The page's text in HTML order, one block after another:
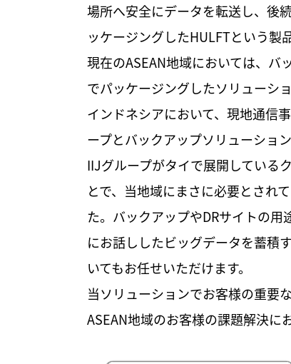
場所へ安全にデータを転送し、後
ッケージングしたHULFTという製
現在のASEAN地域においては、バ
でパッケージングしたソリューシ
インドネシアにおいて、現地通信
ープとバックアップソリューショ
IIJグループがタイで展開している
とで、当地域にまさに必要とされ
た。バックアップやDRサイトの
にお話ししたビッグデータを蓄積
いてもお任せいただけます。
当ソリューションでお客様の重要
ASEAN地域のお客様の課題解決に